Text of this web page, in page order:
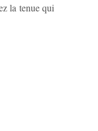
la tenue qui